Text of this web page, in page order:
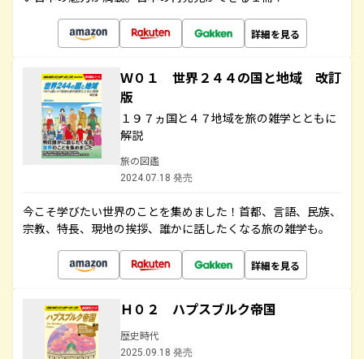
詳細を見る
Ｗ０１ 世界２４４の国と地域 改訂
版
１９７ヵ国と４７地域を旅の雑学とともに
解説
旅の図鑑
2024.07.18 発売
今こそ学びたい世界のことを集めました！首都、言語、民族、
宗教、特長、現地の挨拶、誰かに話したくなる旅の雑学も。
詳細を見る
Ｈ０２ ハプスブルク帝国
歴史時代
2025.09.18 発売